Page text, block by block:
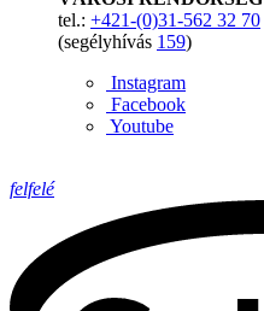
tel.: +421-(0)31-562 32 70
(segélyhívás 159)
Instagram
Facebook
Youtube
felfelé